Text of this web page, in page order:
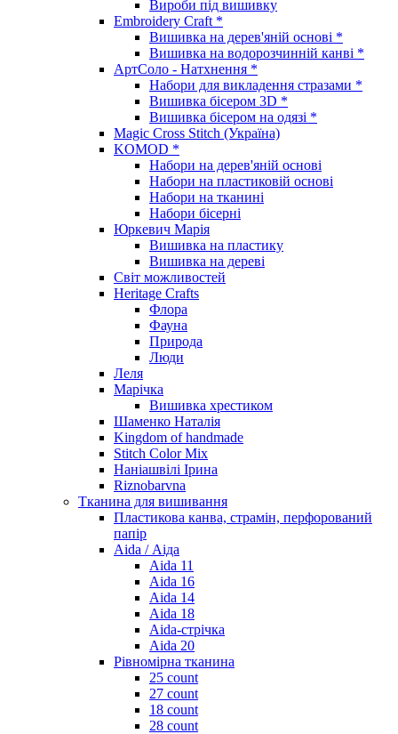
Вироби під вишивку
Embroidery Craft *
Вишивка на дерев'яній основі *
Вишивка на водорозчинній канві *
АртСоло - Натхнення *
Набори для викладення стразами *
Вишивка бісером 3D *
Вишивка бісером на одязі *
Magic Cross Stitch (Україна)
KOMOD *
Набори на дерев'яній основі
Набори на пластиковій основі
Набори на тканині
Набори бісерні
Юркевич Марія
Вишивка на пластику
Вишивка на дереві
Світ можливостей
Heritage Crafts
Флора
Фауна
Природа
Люди
Леля
Марічка
Вишивка хрестиком
Шаменко Наталія
Kingdom of handmade
Stitch Color Mix
Наніашвілі Ірина
Riznobarvna
Тканина для вишивання
Пластикова канва, страмін, перфорований
папір
Aida / Аіда
Aida 11
Aida 16
Aida 14
Aida 18
Aida-стрічка
Aida 20
Рівномірна тканина
25 count
27 count
18 count
28 count